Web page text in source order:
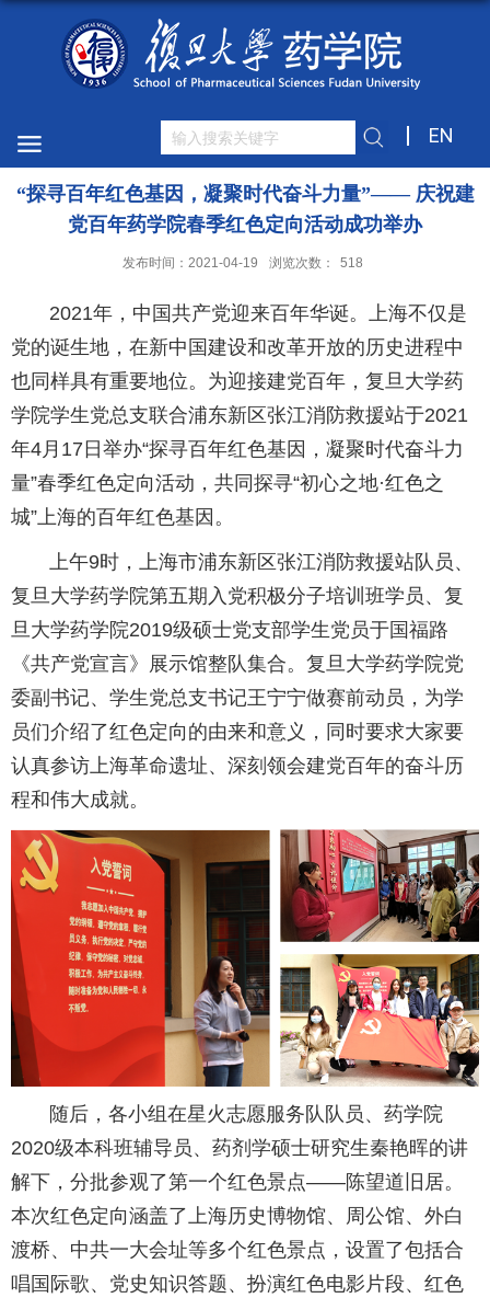
EN
“探寻百年红色基因，凝聚时代奋斗力量”—— 庆祝建
党百年药学院春季红色定向活动成功举办
发布时间：2021-04-19 浏览次数： 518
2021年，中国共产党迎来百年华诞。上海不仅是
党的诞生地，在新中国建设和改革开放的历史进程中
也同样具有重要地位。为迎接建党百年，复旦大学药
学院学生党总支联合浦东新区张江消防救援站于2021
年4月17日举办“探寻百年红色基因，凝聚时代奋斗力
量”春季红色定向活动，共同探寻“初心之地·红色之
城”上海的百年红色基因。
上午9时，上海市浦东新区张江消防救援站队员、
复旦大学药学院第五期入党积极分子培训班学员、复
旦大学药学院2019级硕士党支部学生党员于国福路
《共产党宣言》展示馆整队集合。复旦大学药学院党
委副书记、学生党总支书记王宁宁做赛前动员，为学
员们介绍了红色定向的由来和意义，同时要求大家要
认真参访上海革命遗址、深刻领会建党百年的奋斗历
程和伟大成就。
随后，各小组在星火志愿服务队队员、药学院
2020级本科班辅导员、药剂学硕士研究生秦艳晖的讲
解下，分批参观了第一个红色景点——陈望道旧居。
本次红色定向涵盖了上海历史博物馆、周公馆、外白
渡桥、中共一大会址等多个红色景点，设置了包括合
唱国际歌、党史知识答题、扮演红色电影片段、红色